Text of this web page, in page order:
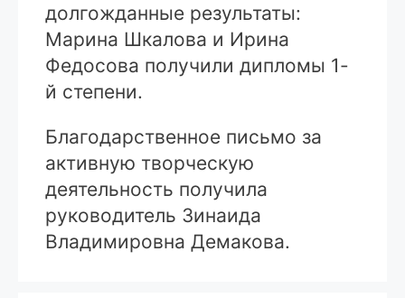
долгожданные результаты:
Марина Шкалова и Ирина
Федосова получили дипломы 1-
й степени.
Благодарственное письмо за
активную творческую
деятельность получила
руководитель Зинаида
Владимировна Демакова.